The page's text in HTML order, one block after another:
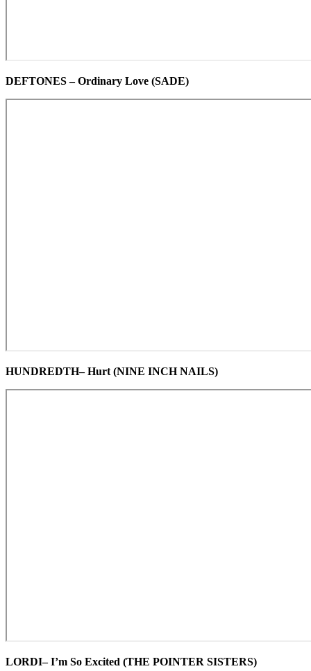
DEFTONES – Ordinary Love (SADE)
HUNDREDTH– Hurt (NINE INCH NAILS)
LORDI– I’m So Excited (THE POINTER SISTERS)